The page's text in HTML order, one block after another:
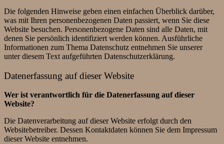
Die folgenden Hinweise geben einen einfachen Überblick darüber,
was mit Ihren personenbezogenen Daten passiert, wenn Sie diese
Website besuchen. Personenbezogene Daten sind alle Daten, mit
denen Sie persönlich identifiziert werden können. Ausführliche
Informationen zum Thema Datenschutz entnehmen Sie unserer
unter diesem Text aufgeführten Datenschutzerklärung.
Datenerfassung auf dieser Website
Wer ist verantwortlich für die Datenerfassung auf dieser
Website?
Die Datenverarbeitung auf dieser Website erfolgt durch den
Websitebetreiber. Dessen Kontaktdaten können Sie dem Impressum
dieser Website entnehmen.